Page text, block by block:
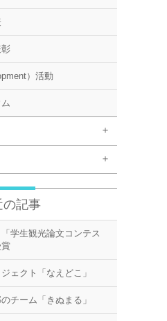
）活動
の記事
学生観光論文コンテス
賞
ェクト「なえどこ」
チーム「きぬまる」